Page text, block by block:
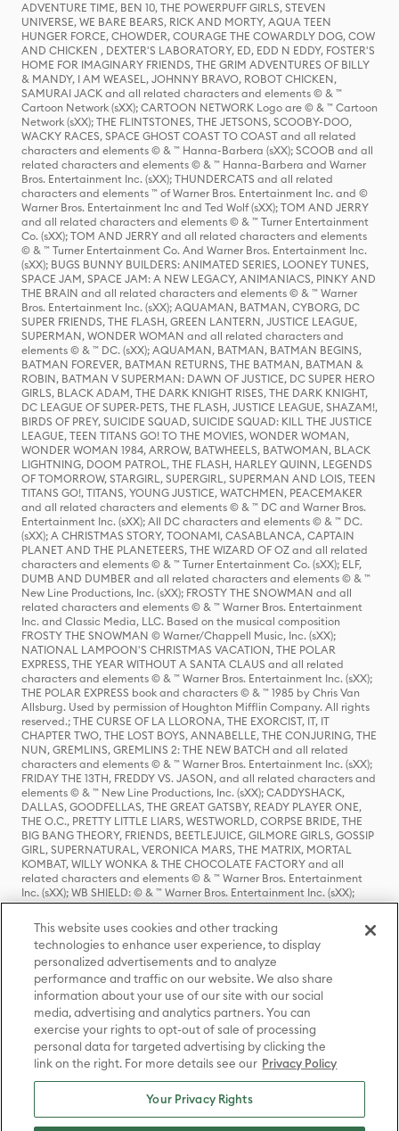
ADVENTURE TIME, BEN 10, THE POWERPUFF GIRLS, STEVEN
UNIVERSE, WE BARE BEARS, RICK AND MORTY, AQUA TEEN
HUNGER FORCE, CHOWDER, COURAGE THE COWARDLY DOG, COW
AND CHICKEN , DEXTER'S LABORATORY, ED, EDD N EDDY, FOSTER'S
HOME FOR IMAGINARY FRIENDS, THE GRIM ADVENTURES OF BILLY
& MANDY, I AM WEASEL, JOHNNY BRAVO, ROBOT CHICKEN,
SAMURAI JACK and all related characters and elements © & ™
Cartoon Network (sXX); CARTOON NETWORK Logo are © & ™ Cartoon
Network (sXX); THE FLINTSTONES, THE JETSONS, SCOOBY-DOO,
WACKY RACES, SPACE GHOST COAST TO COAST and all related
characters and elements © & ™ Hanna-Barbera (sXX); SCOOB and all
related characters and elements © & ™ Hanna-Barbera and Warner
Bros. Entertainment Inc. (sXX); THUNDERCATS and all related
characters and elements ™ of Warner Bros. Entertainment Inc. and ©
Warner Bros. Entertainment Inc and Ted Wolf (sXX); TOM AND JERRY
and all related characters and elements © & ™ Turner Entertainment
Co. (sXX); TOM AND JERRY and all related characters and elements
© & ™ Turner Entertainment Co. And Warner Bros. Entertainment Inc.
(sXX); BUGS BUNNY BUILDERS: ANIMATED SERIES, LOONEY TUNES,
SPACE JAM, SPACE JAM: A NEW LEGACY, ANIMANIACS, PINKY AND
THE BRAIN and all related characters and elements © & ™ Warner
Bros. Entertainment Inc. (sXX); AQUAMAN, BATMAN, CYBORG, DC
SUPER FRIENDS, THE FLASH, GREEN LANTERN, JUSTICE LEAGUE,
SUPERMAN, WONDER WOMAN and all related characters and
elements © & ™ DC. (sXX); AQUAMAN, BATMAN, BATMAN BEGINS,
BATMAN FOREVER, BATMAN RETURNS, THE BATMAN, BATMAN &
ROBIN, BATMAN V SUPERMAN: DAWN OF JUSTICE, DC SUPER HERO
GIRLS, BLACK ADAM, THE DARK KNIGHT RISES, THE DARK KNIGHT,
DC LEAGUE OF SUPER-PETS, THE FLASH, JUSTICE LEAGUE, SHAZAM!,
BIRDS OF PREY, SUICIDE SQUAD, SUICIDE SQUAD: KILL THE JUSTICE
LEAGUE, TEEN TITANS GO! TO THE MOVIES, WONDER WOMAN,
WONDER WOMAN 1984, ARROW, BATWHEELS, BATWOMAN, BLACK
LIGHTNING, DOOM PATROL, THE FLASH, HARLEY QUINN, LEGENDS
OF TOMORROW, STARGIRL, SUPERGIRL, SUPERMAN AND LOIS, TEEN
TITANS GO!, TITANS, YOUNG JUSTICE, WATCHMEN, PEACEMAKER
and all related characters and elements © & ™ DC and Warner Bros.
Entertainment Inc. (sXX); All DC characters and elements © & ™ DC.
(sXX); A CHRISTMAS STORY, TOONAMI, CASABLANCA, CAPTAIN
PLANET AND THE PLANETEERS, THE WIZARD OF OZ and all related
characters and elements © & ™ Turner Entertainment Co. (sXX); ELF,
DUMB AND DUMBER and all related characters and elements © & ™
New Line Productions, Inc. (sXX); FROSTY THE SNOWMAN and all
related characters and elements © & ™ Warner Bros. Entertainment
Inc. and Classic Media, LLC. Based on the musical composition
FROSTY THE SNOWMAN © Warner/Chappell Music, Inc. (sXX);
NATIONAL LAMPOON'S CHRISTMAS VACATION, THE POLAR
EXPRESS, THE YEAR WITHOUT A SANTA CLAUS and all related
characters and elements © & ™ Warner Bros. Entertainment Inc. (sXX);
THE POLAR EXPRESS book and characters © & ™ 1985 by Chris Van
Allsburg. Used by permission of Houghton Mifflin Company. All rights
reserved.; THE CURSE OF LA LLORONA, THE EXORCIST, IT, IT
CHAPTER TWO, THE LOST BOYS, ANNABELLE, THE CONJURING, THE
NUN, GREMLINS, GREMLINS 2: THE NEW BATCH and all related
characters and elements © & ™ Warner Bros. Entertainment Inc. (sXX);
FRIDAY THE 13TH, FREDDY VS. JASON, and all related characters and
elements © & ™ New Line Productions, Inc. (sXX); CADDYSHACK,
DALLAS, GOODFELLAS, THE GREAT GATSBY, READY PLAYER ONE,
THE O.C., PRETTY LITTLE LIARS, WESTWORLD, CORPSE BRIDE, THE
BIG BANG THEORY, FRIENDS, BEETLEJUICE, GILMORE GIRLS, GOSSIP
GIRL, SUPERNATURAL, VERONICA MARS, THE MATRIX, MORTAL
KOMBAT, WILLY WONKA & THE CHOCOLATE FACTORY and all
related characters and elements © & ™ Warner Bros. Entertainment
Inc. (sXX); WB SHIELD: © & ™ Warner Bros. Entertainment Inc. (sXX);
HOUSE OF THE DRAGON, GAME OF THRONES, and all related
characters and elements © & ™ Home Box Office, Inc. (sXX); CHILLING
ADVENTURES OF SABRINA, RIVERDALE © & ™ Warner Bros.
Entertainment Inc. Archie Comics and all related characters and
elements © & ™ Archie Comic Publications, Inc. Used with permission.
(sXX); SEINFELD and all related characters and elements © & ™ Castle
Rock Entertainment. (sXX); TED LASSO © & ™ Warner Bros.
Entertainment Inc. & Universal Television LLC (sXX); THE HOBBIT: AN
UNEXPECTED JOURNEY, THE HOBBIT: THE DESOLATION OF SMAUG,
THE HOBBIT: THE BATTLE OF THE FIVE ARMIES, THE LORD OF THE
RINGS: THE FELLOWSHIP OF THE RING, THE LORD OF THE RINGS: THE
TWO TOWERS, THE LORD OF THE RINGS: THE RETURN OF THE KING
and the names of the characters, items, events and places therein are
TM of The Saul Zaentz Company d/b/a Middle-earth Enterprises
under license to New Line Productions, Inc. (sXX), © Warner Bros.
Entertainment Inc. All rights reserved; WHERE THE WILD THINGS ARE
This website uses cookies and other tracking
technologies to enhance user experience, to display
personalized advertisements and to analyze
performance and traffic on our website. We also share
information about your use of our site with our social
media, advertising and analytics partners. You can
exercise your rights to opt-out of sale of processing
personal data for targeted advertising by clicking the
link on the right. For more details see our Privacy Policy
Your Privacy Rights